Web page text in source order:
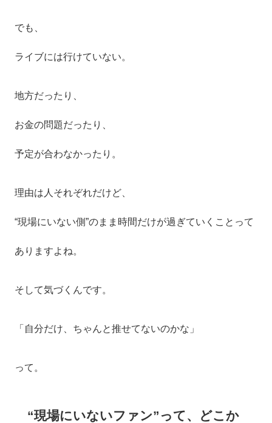
でも、
ライブには行けていない。
地方だったり、
お金の問題だったり、
予定が合わなかったり。
理由は人それぞれだけど、
“現場にいない側”のまま時間だけが過ぎていくことって
ありますよね。
そして気づくんです。
「自分だけ、ちゃんと推せてないのかな」
って。
“現場にいないファン”って、どこか